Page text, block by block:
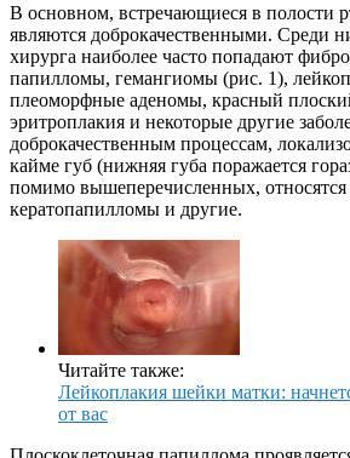
В основном, встречающиеся в полости
являются доброкачественными. Среди
хирурга наиболее часто попадают
папилломы, гемангиомы (рис. 1),
плеоморфные аденомы, красный
эритроплакия и некоторые другие
доброкачественным процессам,
кайме губ (нижняя губа поражается
помимо вышеперечисленных,
кератопапилломы и другие.
Читайте также:
Лейкоплакия шейки матки:
от вас